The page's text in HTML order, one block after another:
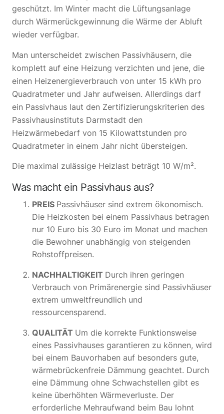
geschützt. Im Winter macht die Lüftungsanlage
durch Wärmerückgewinnung die Wärme der Abluft
wieder verfügbar.
Man unterscheidet zwischen Passivhäusern, die
komplett auf eine Heizung verzichten und jene, die
einen Heizenergieverbrauch von unter 15 kWh pro
Quadratmeter und Jahr aufweisen. Allerdings darf
ein Passivhaus laut den Zertifizierungskriterien des
Passivhausinstituts Darmstadt den
Heizwärmebedarf von 15 Kilowattstunden pro
Quadratmeter in einem Jahr nicht übersteigen.
Die maximal zulässige Heizlast beträgt 10 W/m².
Was macht ein Passivhaus aus?
PREIS Passivhäuser sind extrem ökonomisch.
Die Heizkosten bei einem Passivhaus betragen
nur 10 Euro bis 30 Euro im Monat und machen
die Bewohner unabhängig von steigenden
Rohstoffpreisen.
NACHHALTIGKEIT Durch ihren geringen
Verbrauch von Primärenergie sind Passivhäuser
extrem umweltfreundlich und
ressourcensparend.
QUALITÄT Um die korrekte Funktionsweise
eines Passivhauses garantieren zu können, wird
bei einem Bauvorhaben auf besonders gute,
wärmebrückenfreie Dämmung geachtet. Durch
eine Dämmung ohne Schwachstellen gibt es
keine überhöhten Wärmeverluste. Der
erforderliche Mehraufwand beim Bau lohnt